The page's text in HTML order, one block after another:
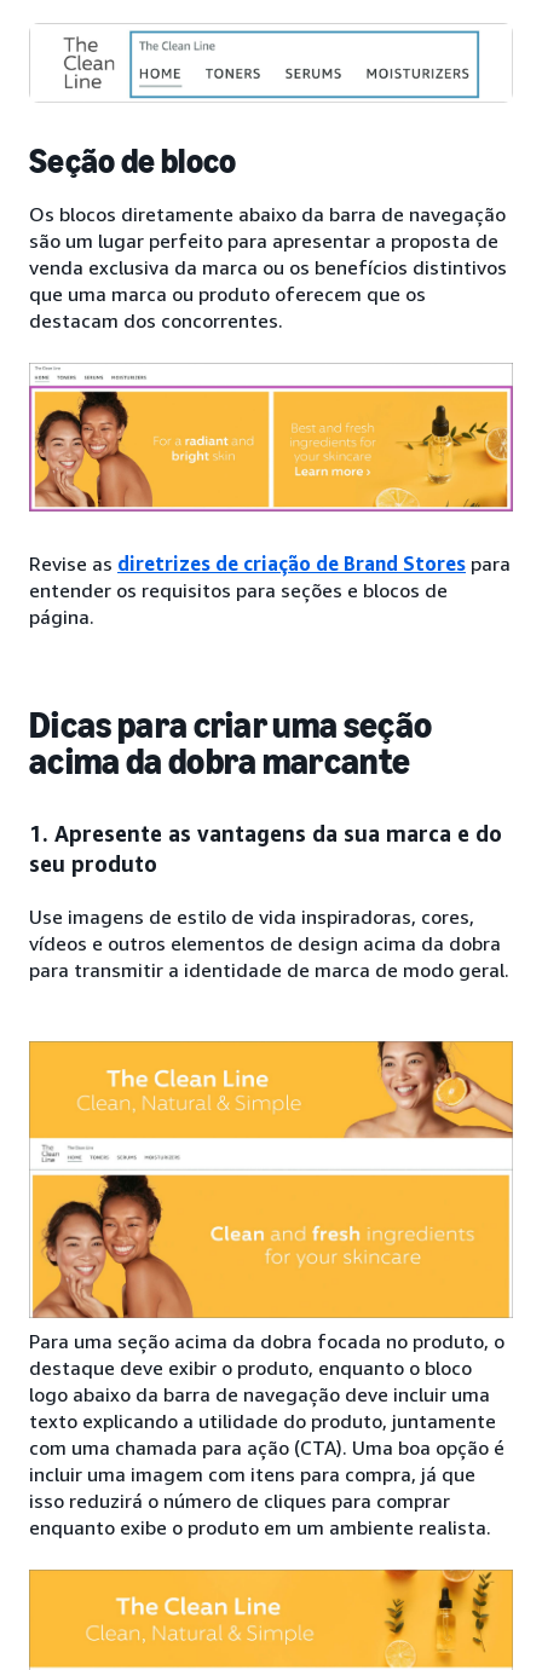
Seção de bloco
Os blocos diretamente abaixo da barra de navegação
são um lugar perfeito para apresentar a proposta de
venda exclusiva da marca ou os benefícios distintivos
que uma marca ou produto oferecem que os
destacam dos concorrentes.
Revise as diretrizes de criação de Brand Stores para
entender os requisitos para seções e blocos de
página.
Dicas para criar uma seção
acima da dobra marcante
1. Apresente as vantagens da sua marca e do
seu produto
Use imagens de estilo de vida inspiradoras, cores,
vídeos e outros elementos de design acima da dobra
para transmitir a identidade de marca de modo geral.
Para uma seção acima da dobra focada no produto, o
destaque deve exibir o produto, enquanto o bloco
logo abaixo da barra de navegação deve incluir uma
texto explicando a utilidade do produto, juntamente
com uma chamada para ação (CTA). Uma boa opção é
incluir uma imagem com itens para compra, já que
isso reduzirá o número de cliques para comprar
enquanto exibe o produto em um ambiente realista.